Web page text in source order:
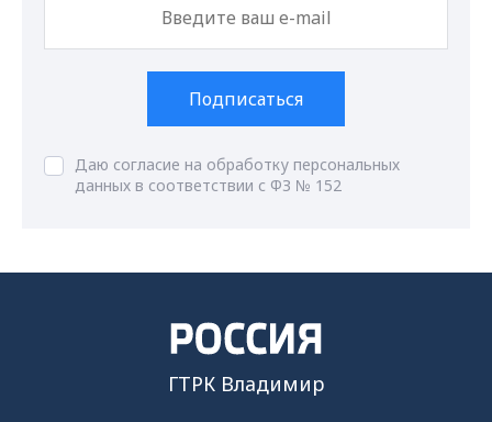
Подписаться
Даю согласие на обработку персональных
данных в соответствии с ФЗ № 152
ГТРК Владимир